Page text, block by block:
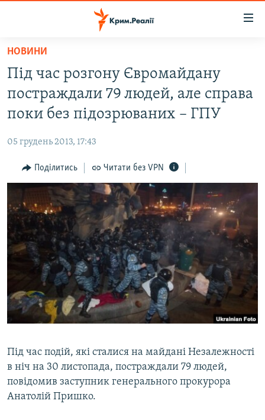
Перейти
основного
матеріалу
Перейти
до
основної
навігації
Перейти
до
ВОДА.КРИМ
ВІДЕО ТА ФОТО
БЛОГИ
ПОГЛЯД
ІНТЕРВ'Ю
ВСЕ ЗА ДЕНЬ
СПЕЦПРОЕКТИ
ДЕПОРТАЦІЯ
ВІДЕОУРОКИ «ELIFBE»
СВІДЧЕННЯ ОКУПАЦІЇ
УКРАЇНСЬКА ПРОБЛЕМА КРИМУ
ЯК ОБІЙТИ БЛОКУВАННЯ
Русский
Qırımtatar
Усі сайти RFE/RL
НОВИНИ
Під час розгону Євромайдану
постраждали 79 людей, але справа
поки без підозрюваних – ГПУ
05 грудень 2013, 17:43
Поділитись Читати без VPN
Під час подій, які сталися на майдані Незалежності
в ніч на 30 листопада, постраждали 79 людей,
повідомив заступник генерального прокурора
Анатолій Пришко.